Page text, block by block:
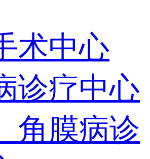
术中心
诊疗中心
角膜病诊